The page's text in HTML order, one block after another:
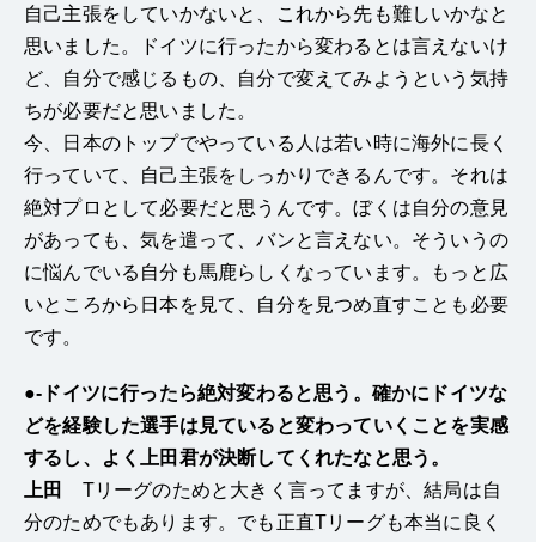
自己主張をしていかないと、これから先も難しいかなと
思いました。ドイツに行ったから変わるとは言えないけ
ど、自分で感じるもの、自分で変えてみようという気持
ちが必要だと思いました。
今、日本のトップでやっている人は若い時に海外に長く
行っていて、自己主張をしっかりできるんです。それは
絶対プロとして必要だと思うんです。ぼくは自分の意見
があっても、気を遣って、バンと言えない。そういうの
に悩んでいる自分も馬鹿らしくなっています。もっと広
いところから日本を見て、自分を見つめ直すことも必要
です。
●-ドイツに行ったら絶対変わると思う。確かにドイツな
どを経験した選手は見ていると変わっていくことを実感
するし、よく上田君が決断してくれたなと思う。
上田
Tリーグのためと大きく言ってますが、結局は自
分のためでもあります。でも正直Tリーグも本当に良く